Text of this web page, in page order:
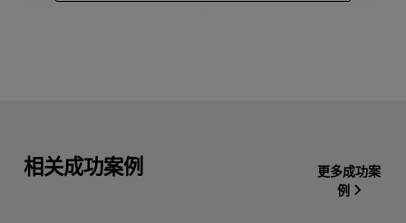
相关成功案例
更多成功案
例